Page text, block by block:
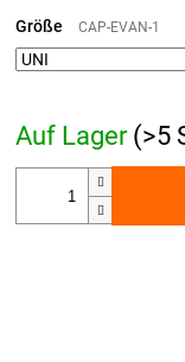
Auf Lager (>5
Größe CAP-EVAN-1